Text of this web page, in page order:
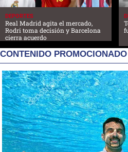
DEPORTES
Real Madrid agita el mercado,
Rodri toma decisión y Barcelona
cierra acuerdo
CONTENIDO PROMOCIONADO